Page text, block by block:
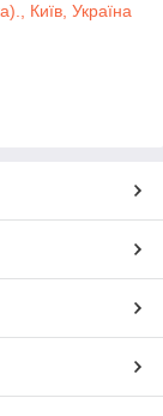
Київ, Україна